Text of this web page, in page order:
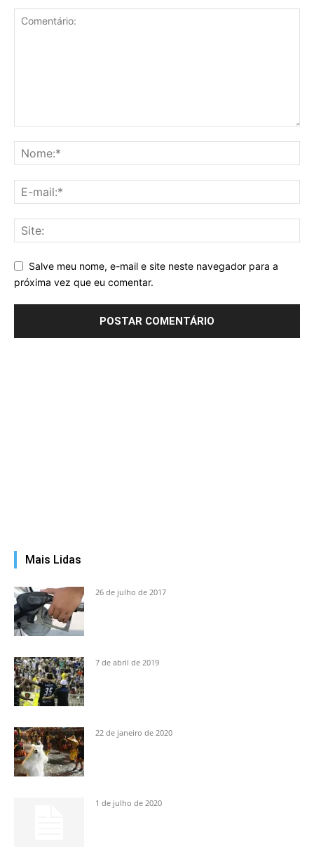
Salve meu nome, e-mail e site neste navegador para a
próxima vez que eu comentar.
Mais Lidas
26 de julho de 2017
7 de abril de 2019
22 de janeiro de 2020
1 de julho de 2020